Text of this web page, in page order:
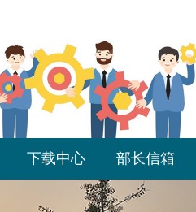
下载中心 部长信箱